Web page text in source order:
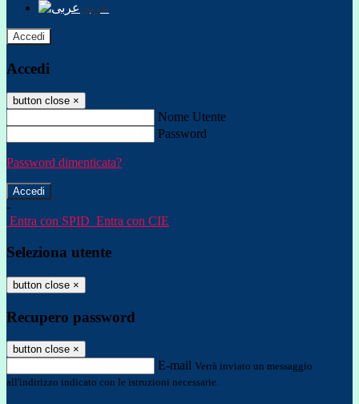
عربى
Accedi
Accedi
button close ×
Nome Utente
Password
Password dimenticata?
-
Entra con SPID Entra con CIE
Seleziona utente
button close ×
Recupero password
button close ×
E-mail Verrà inviato un messaggio
all'indirizzo indicato con le istruzioni necessarie.